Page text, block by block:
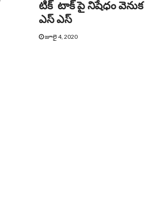
టిక్ టాక్ పై నిషేధం
ఎస్ ఎస్
జూలై 4, 2020